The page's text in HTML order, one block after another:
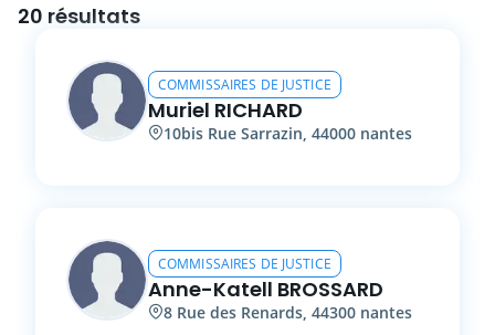
20 résultats
COMMISSAIRES DE JUSTICE
Muriel RICHARD
10bis Rue Sarrazin, 44000 nantes
COMMISSAIRES DE JUSTICE
Anne-Katell BROSSARD
8 Rue des Renards, 44300 nantes